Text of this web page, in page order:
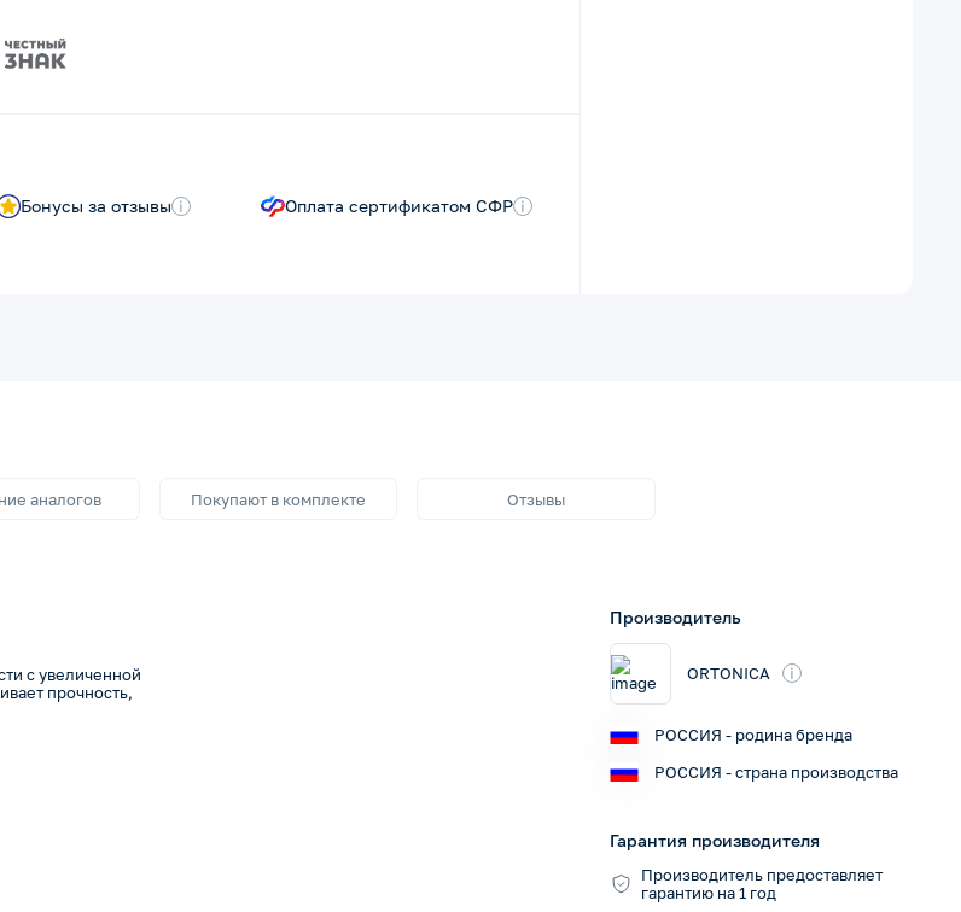
Бонусы за отзывы i Оплата сертификатом СФР i
аналогов Покупают в комплекте Отзывы
с увеличенной
прочность,
Производитель
ORTONICA i
РОССИЯ - родина бренда
РОССИЯ - страна производства
Гарантия производителя
Производитель предоставляет
гарантию на 1 год